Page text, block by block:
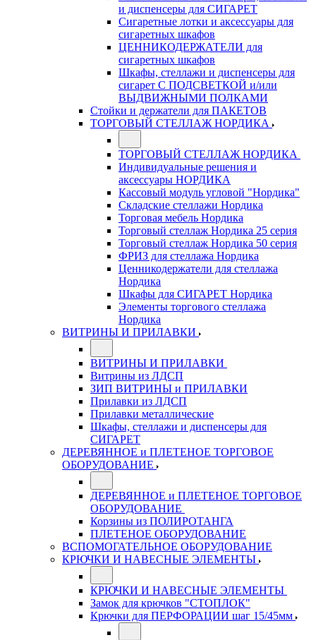
и диспенсеры для СИГАРЕТ
Сигаретные лотки и аксессуары для
сигаретных шкафов
ЦЕННИКОДЕРЖАТЕЛИ для
сигаретных шкафов
Шкафы, стеллажи и диспенсеры для
сигарет С ПОДСВЕТКОЙ и/или
ВЫДВИЖНЫМИ ПОЛКАМИ
Стойки и держатели для ПАКЕТОВ
ТОРГОВЫЙ СТЕЛЛАЖ НОРДИКА
ТОРГОВЫЙ СТЕЛЛАЖ НОРДИКА
Индивидуальные решения и
аксессуары НОРДИКА
Кассовый модуль угловой "Нордика"
Складские стеллажи Нордика
Торговая мебель Нордика
Торговый стеллаж Нордика 25 серия
Торговый стеллаж Нордика 50 серия
ФРИЗ для стеллажа Нордика
Ценникодержатели для стеллажа
Нордика
Шкафы для СИГАРЕТ Нордика
Элементы торгового стеллажа
Нордика
ВИТРИНЫ И ПРИЛАВКИ
ВИТРИНЫ И ПРИЛАВКИ
Витрины из ЛДСП
ЗИП ВИТРИНЫ и ПРИЛАВКИ
Прилавки из ЛДСП
Прилавки металлические
Шкафы, стеллажи и диспенсеры для
СИГАРЕТ
ДЕРЕВЯННОЕ и ПЛЕТЕНОЕ ТОРГОВОЕ
ОБОРУДОВАНИЕ
ДЕРЕВЯННОЕ и ПЛЕТЕНОЕ ТОРГОВОЕ
ОБОРУДОВАНИЕ
Корзины из ПОЛИРОТАНГА
ПЛЕТЕНОЕ ОБОРУДОВАНИЕ
ВСПОМОГАТЕЛЬНОЕ ОБОРУДОВАНИЕ
КРЮЧКИ И НАВЕСНЫЕ ЭЛЕМЕНТЫ
КРЮЧКИ И НАВЕСНЫЕ ЭЛЕМЕНТЫ
Замок для крючков "СТОПЛОК"
Крючки для ПЕРФОРАЦИИ шаг 15/45мм